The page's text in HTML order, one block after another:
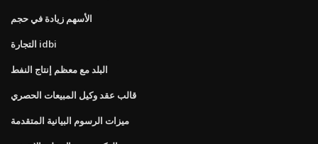
الأسهم زيادة في حجم
التجارة idbi
البلد مع معظم إنتاج النفط
قالب عقد وكيل المبيعات الحصري
ميزات الرسوم البيانية المتقدمة